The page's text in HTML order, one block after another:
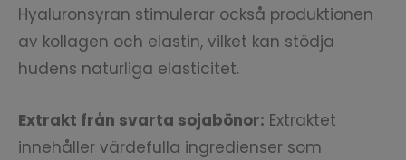
Hyaluronsyran stimulerar också produktionen
av kollagen och elastin, vilket kan stödja
hudens naturliga elasticitet.
Extrakt från svarta sojabönor: Extraktet
innehåller värdefulla ingredienser som